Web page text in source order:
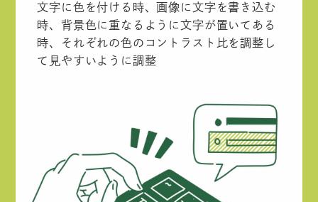
文字に色を付ける時、画像に文字を書き込む
時、背景色に重なるように文字が置いてある
時、それぞれの色のコントラスト比を調整し
て見やすいように調整